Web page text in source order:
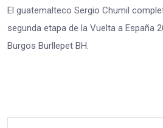
El guatemalteco Sergio Chumil
segunda etapa de la Vuelta a España
Burgos Burllepet BH.